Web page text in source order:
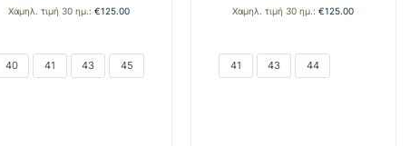
was:
τιμή
€100.00.
Χαμηλ. τιμή 30 ημ.:€125.00
40 41 43 45
was:
τιμή
Χαμηλ. τιμή 30 ημ.:€125.00
41 43 44